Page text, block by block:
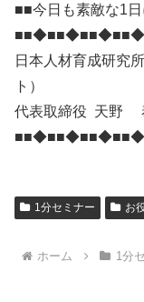
■■今日も素敵な1日
日本人材育成研究
ト）
代表取締役 天野
1分セミナー お
ホーム 1分